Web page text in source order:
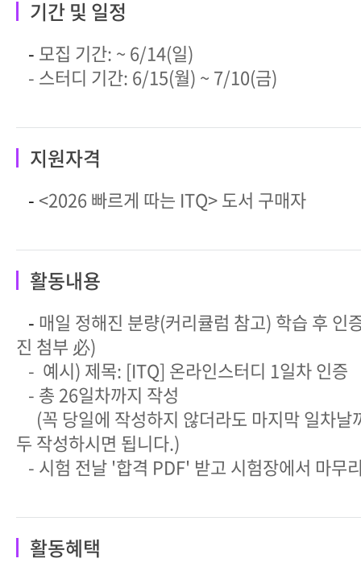
기간 및 일정
- 모집 기간: ~ 6/14(일)
- 스터디 기간: 6/15(월) ~ 7/10(금)
지원자격
-<2026 빠르게 따는 ITQ> 도서 구매자
활동내용
- 매일 정해진 분량(커리큘럼 참고) 학습 후 인
진 첨부 必)
- 예시) 제목: [ITQ] 온라인스터디 1일차 인증
- 총 26일차까지 작성
(꼭 당일에 작성하지 않더라도 마지막 일차날
두 작성하시면 됩니다.)
- 시험 전날 '합격 PDF' 받고 시험장에서 마무
활동혜택